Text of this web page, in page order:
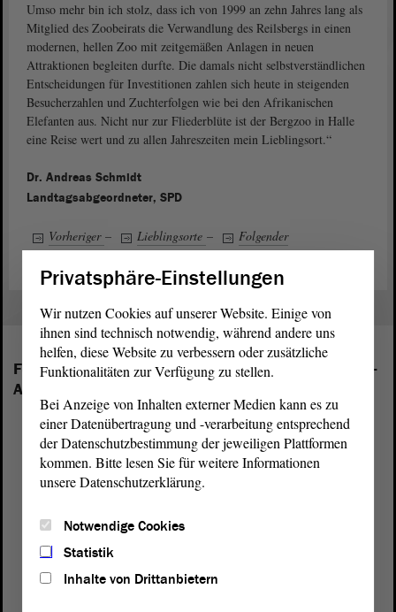
Umso mehr bin ich stolz, dass ich von 1999 an zehn Jahres lang als
Mitglied des Zoobeirats die Verwandlung des Reilsbergs in einen
modernen, hellen Zoo mit zeitgemäßen Anlagen in neuen
Attraktionen begleiten durfte. Die damals nicht selbstverständlichen
Entscheidungen für Investitionen zahlen sich heute in steigenden
Besucherzahlen und Zuchterfolgen wie bei den Afrikanischen
Elefanten aus. Nicht nur zur Fliederblüte ist der Bergzoo in Halle
eine Reise wert und zu allen Jahreszeiten mein Lieblingsort.“
Dr. Andreas Schmidt
Landtagsabgeordneter, SPD
Vorheriger – Lieblingsorte – Folgender
Folgende Fraktionen sind im Landtag von Sachsen-
Anhalt vertreten:
Privatsphäre-Einstellungen
Wir nutzen Cookies auf unserer Website. Einige von
ihnen sind technisch notwendig, während andere uns
helfen, diese Website zu verbessern oder zusätzliche
Funktionalitäten zur Verfügung zu stellen.
Bei Anzeige von Inhalten externer Medien kann es zu
einer Datenübertragung und -verarbeitung entsprechend
der Datenschutzbestimmung der jeweiligen Plattformen
kommen. Bitte lesen Sie für weitere Informationen
unsere Datenschutzerklärung.
Notwendige Cookies
Statistik
Inhalte von Drittanbietern